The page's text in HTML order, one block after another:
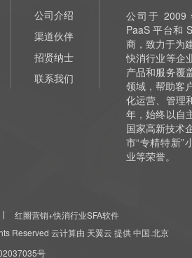
公司介绍
渠道伙伴
招贤纳士
联系我们
公司于 2009
PaaS 平台和
商，致力于为
快消行业等企
产品和服务覆
领域，帮助客
化运营、管理
年，始终以自
国家高新技术
市“专精特新”
业等荣誉。
红圈营销+快消行业SFA软件
Reserved 云计算由 天翼云 提供 中国.北京
号